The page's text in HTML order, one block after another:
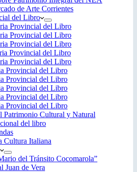
de Arte Corrientes
del Libro
Provincial del Libro
Provincial del Libro
Provincial del Libro
Provincial del Libro
Provincial del Libro
Provincial del Libro
Provincial del Libro
Provincial del Libro
Provincial del Libro
Provincial del Libro
Patrimonio Cultural y Natural
del libro
Cultura Italiana
del Tránsito Cocomarola”
Juan de Vera